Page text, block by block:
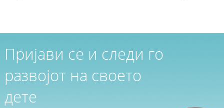
Пријави се и следи го
развојот на своето
дете